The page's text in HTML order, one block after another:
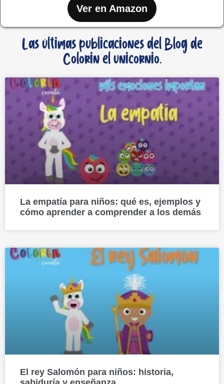
Ver en Amazon
Las últimas publicaciones del Blog de
Colorin el unicornio.
La empatía para niños: qué es, ejemplos y
cómo aprender a comprender a los demás
El rey Salomón para niños: historia,